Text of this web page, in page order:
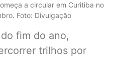
a circular em Curitiba no
Foto: Divulgação
fim do ano,
trilhos por